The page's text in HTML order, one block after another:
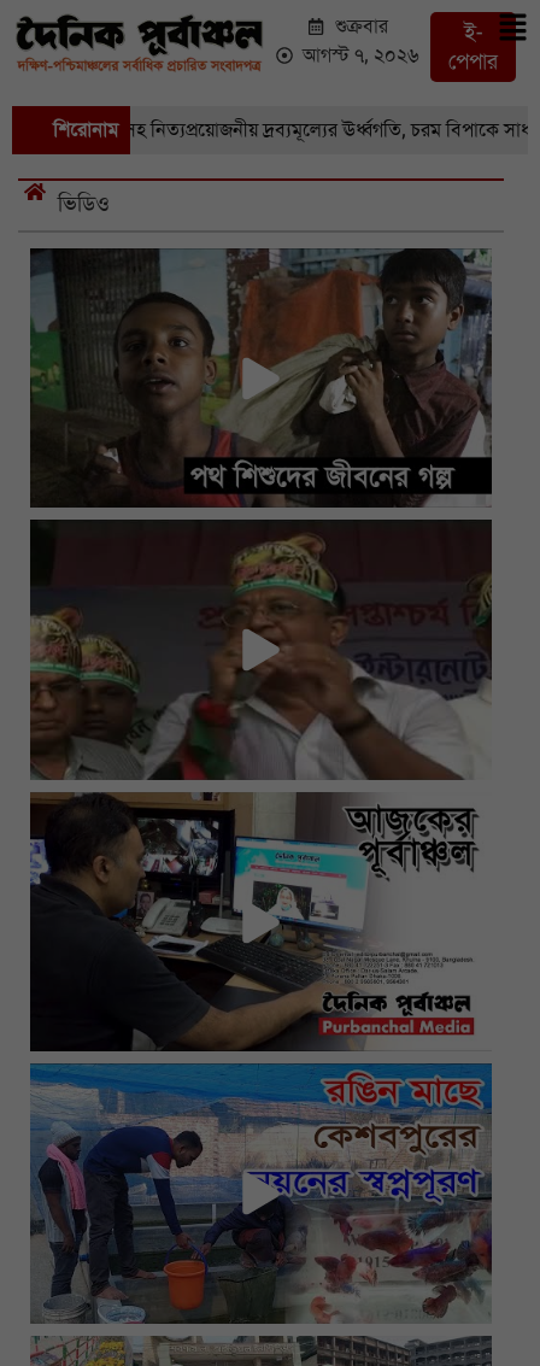
শুক্রবার
আগস্ট ৭, ২০২৬
ই-
পেপার
শিরোনাম
সহ নিত্যপ্রয়োজনীয় দ্রব্যমূল্যের ঊর্ধ্বগতি, চরম বিপাকে সাধারণ মানুষ
ভিডিও